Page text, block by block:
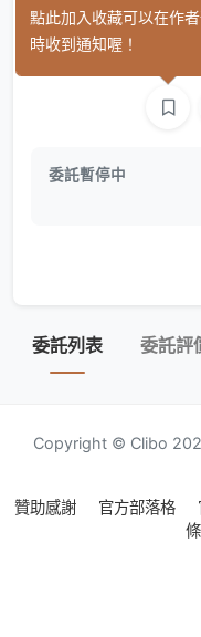
委託暫停中
委託列表 委託評
Copyright © Clibo
贊助感謝 官方部落格
點此加入收藏可以在作
時收到通知喔！